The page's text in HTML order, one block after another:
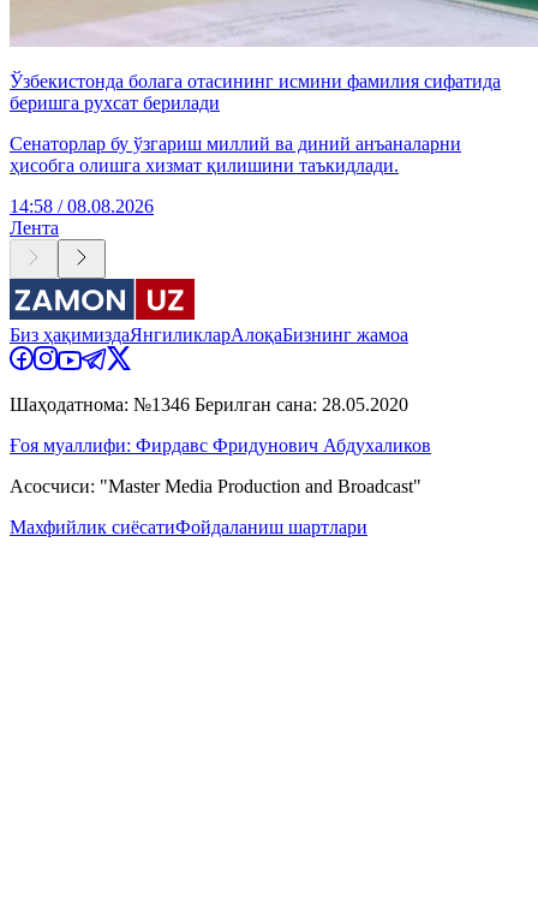
Ўзбекистонда болага отасининг исмини фамилия сифатида
беришга рухсат берилади
Сенаторлар бу ўзгариш миллий ва диний анъаналарни
ҳисобга олишга хизмат қилишини таъкидлади.
14:58 / 08.08.2026
Лента
Биз ҳақимиздаЯнгиликларАлоқаБизнинг жамоа
Шаҳодатнома: №1346 Берилган сана: 28.05.2020
Ғоя муаллифи: Фирдавс Фридунович Абдухаликов
Асосчиси: "Master Media Production and Broadcast"
Махфийлик сиёсатиФойдаланиш шартлари